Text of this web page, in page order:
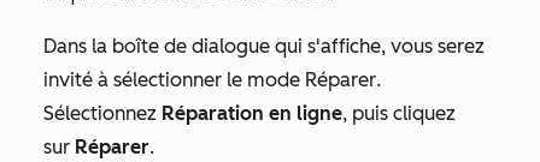
Dans la boîte de dialogue qui s'affiche, vous serez
invité à sélectionner le mode Réparer.
Sélectionnez Réparation en ligne, puis cliquez
sur Réparer.